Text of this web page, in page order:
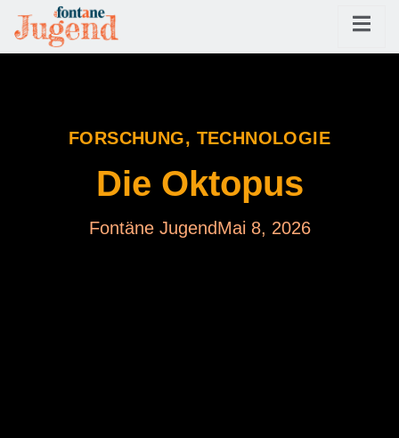
FORSCHUNG, TECHNOLOGIE
Die Oktopus
Fontäne JugendMai 8, 2026